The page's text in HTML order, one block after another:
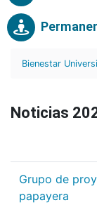
Bienestar
Noticias
Grupo de
papayera